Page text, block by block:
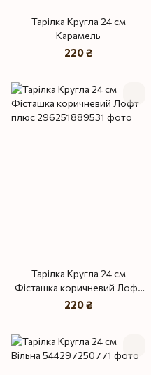
Тарілка Кругла 24 см
Карамель
220 ₴
Тарілка Кругла 24 см
Фісташка коричневий Лофт
плюс
220 ₴